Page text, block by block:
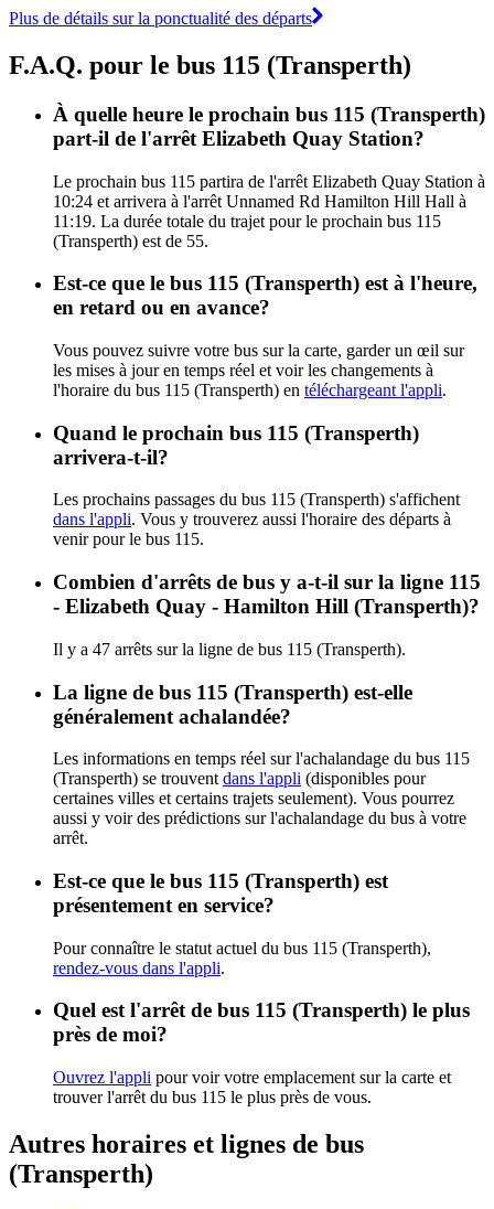
Plus de détails sur la ponctualité des départs
F.A.Q. pour le bus 115 (Transperth)
À quelle heure le prochain bus 115 (Transperth)
part-il de l'arrêt Elizabeth Quay Station?
Le prochain bus 115 partira de l'arrêt Elizabeth Quay Station à
10:24 et arrivera à l'arrêt Unnamed Rd Hamilton Hill Hall à
11:19. La durée totale du trajet pour le prochain bus 115
(Transperth) est de 55.
Est-ce que le bus 115 (Transperth) est à l'heure,
en retard ou en avance?
Vous pouvez suivre votre bus sur la carte, garder un œil sur
les mises à jour en temps réel et voir les changements à
l'horaire du bus 115 (Transperth) en téléchargeant l'appli.
Quand le prochain bus 115 (Transperth)
arrivera-t-il?
Les prochains passages du bus 115 (Transperth) s'affichent
dans l'appli. Vous y trouverez aussi l'horaire des départs à
venir pour le bus 115.
Combien d'arrêts de bus y a-t-il sur la ligne 115
- Elizabeth Quay - Hamilton Hill (Transperth)?
Il y a 47 arrêts sur la ligne de bus 115 (Transperth).
La ligne de bus 115 (Transperth) est-elle
généralement achalandée?
Les informations en temps réel sur l'achalandage du bus 115
(Transperth) se trouvent dans l'appli (disponibles pour
certaines villes et certains trajets seulement). Vous pourrez
aussi y voir des prédictions sur l'achalandage du bus à votre
arrêt.
Est-ce que le bus 115 (Transperth) est
présentement en service?
Pour connaître le statut actuel du bus 115 (Transperth),
rendez-vous dans l'appli.
Quel est l'arrêt de bus 115 (Transperth) le plus
près de moi?
Ouvrez l'appli pour voir votre emplacement sur la carte et
trouver l'arrêt du bus 115 le plus près de vous.
Autres horaires et lignes de bus
(Transperth)